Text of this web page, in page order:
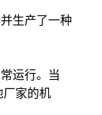
生产了一种
运行。当
家的机